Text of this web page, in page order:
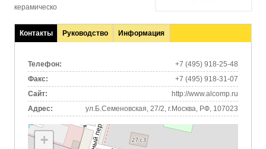
керамическо
Контакты
(активная
Руководство Информация
Телефон:
+7 (495) 918-25-48
Факс:
+7 (495) 918-31-07
Сайт:
http://www.alcomp.ru
Адрес:
ул.Б.Семеновская, 27/2, г.Москва, РФ, 107023
+